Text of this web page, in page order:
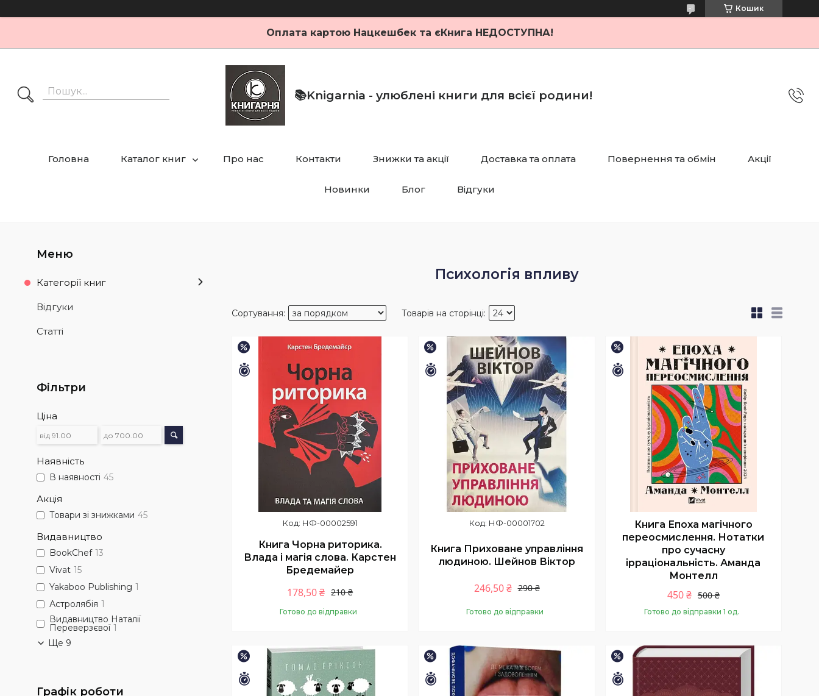
Кошик
Оплата картою Нацкешбек та єКнига НЕДОСТУПНА!
📚Knigarnia - улюблені книги для всієї родини!
Головна Каталог книг Про нас Контакти Знижки та акції Доставка та оплата Повернення та обмін Акції
Новинки Блог Відгуки
Психологія впливу
Залишилось 26 днів
НФ-00002591
Книга Чорна риторика.
Влада і магія слова. Карстен
Бредемайер
210 ₴
178,50 ₴
Готово до відправки
Купити
Залишилось 26 днів
НФ-00001702
Книга Приховане управління
людиною. Шейнов Віктор
290 ₴
246,50 ₴
Готово до відправки
Купити
Залишилось 26 днів
Книга Епоха магічного
переосмислення. Нотатки
про сучасну
ірраціональність. Аманда
Монтелл
500 ₴
450 ₴
Готово до відправки 1 од.
Купити
–15%
Залишилось 26 днів
–10%
Залишилось 26 днів
–10%
Залишилось 26 днів
Категорії книг
Відгуки
Статті
Фільтри
Ціна
Наявність
В наявності 45
Акція
Товари зі знижками 45
Видавництво
BookChef 13
Vivat 15
Yakaboo Publishing 1
Астролябія 1
Видавництво Наталії
Переверзєвої 1
Ще 9
Графік роботи